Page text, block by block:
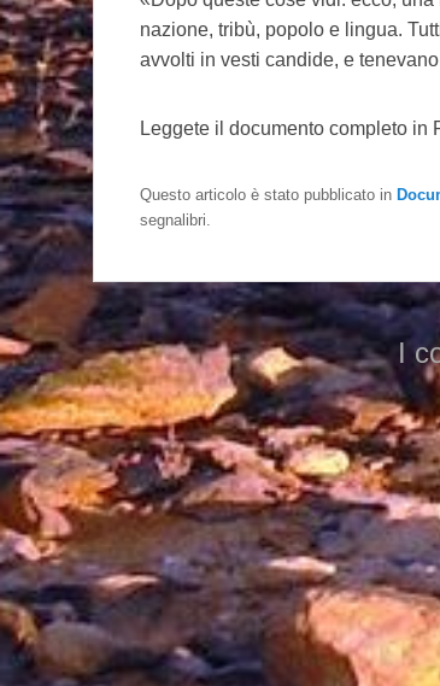
nazione, tribù, popolo e lingua.
avvolti in vesti candide, e
Leggete il documento completo in
Questo articolo è stato pubblicato in
segnalibri.
I